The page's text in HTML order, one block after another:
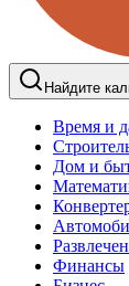
Найдите
Время и
Дом и
Финансы